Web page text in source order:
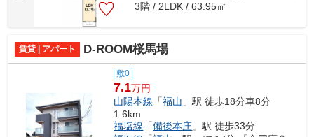
3階 / 2LDK / 63.95㎡
賃貸 | アパート D-ROOM桜馬場
敷0
7.1万円
山陽本線 「福山 」駅 徒歩18分車8分
1.6km
福塩線 「備後本庄 」駅 徒歩33分